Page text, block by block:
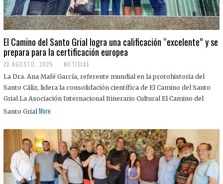
El Camino del Santo Grial logra una calificación “excelente” y se
prepara para la certificación europea
22 AGOSTO, 2025
2
A
G
O
S
2
5
NOTICIAS
La Dra. Ana Mafé García, referente mundial en la protohistoria del
Santo Cáliz, lidera la consolidación científica de El Camino del Santo
Grial La Asociación Internacional Itinerario Cultural El Camino del
Santo Grial More